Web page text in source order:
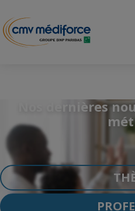
Nos dernières